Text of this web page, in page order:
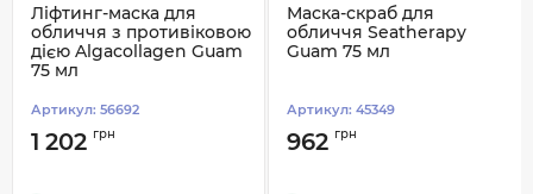
Ліфтинг-маска для
обличчя з противіковою
дією Algacollagen Guam
75 мл
Артикул: 56692
1 202 грн
Маска-скраб для
обличчя Seatherapy
Guam 75 мл
Артикул: 45349
962 грн